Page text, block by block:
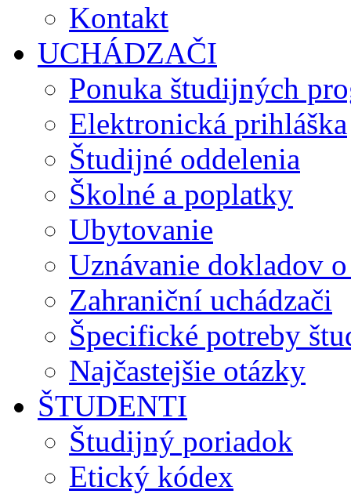
Kontakt
UCHÁDZAČI
Ponuka študijných
Elektronická prihláška
Študijné oddelenia
Školné a poplatky
Ubytovanie
Uznávanie dokladov
Zahraniční uchádzači
Špecifické potreby
Najčastejšie otázky
ŠTUDENTI
Študijný poriadok
Etický kódex